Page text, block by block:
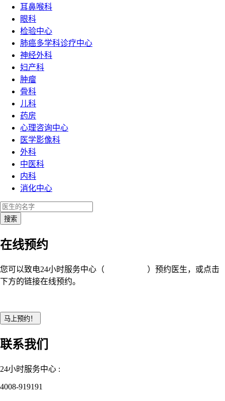
耳鼻喉科
眼科
检验中心
肺癌多学科诊疗中心
神经外科
妇产科
肿瘤
骨科
儿科
药房
心理咨询中心
医学影像科
外科
中医科
内科
消化中心
在线预约
您可以致电24小时服务中心（
）预约医生，或点击
下方的链接在线预约。
联系我们
24小时服务中心 :
4008-919191